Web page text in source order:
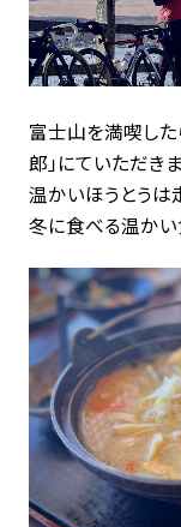
富士山を満喫した
郎」にていただきま
温かいほうとうは
冬に食べる温かい